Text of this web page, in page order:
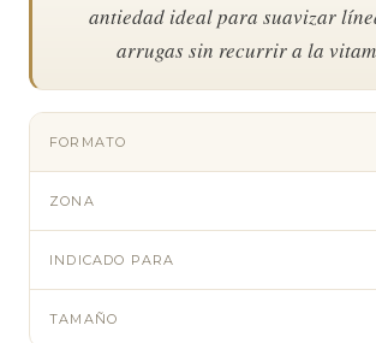
antiedad ideal para suavizar
arrugas sin recurrir a la
FORMATO
ZONA
INDICADO PARA
TAMAÑO